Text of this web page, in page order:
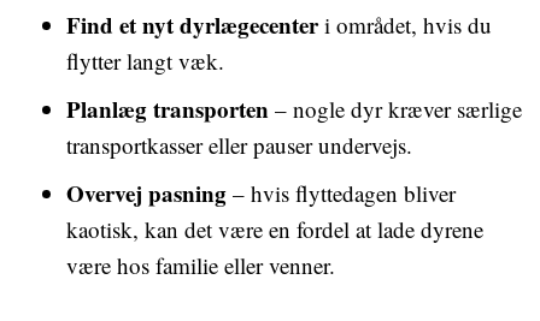
Find et nyt dyrlægecenteri området, hvis du
flytter langt væk.
Planlæg transporten – nogle dyr kræver særlige
transportkasser eller pauser undervejs.
Overvej pasning – hvis flyttedagen bliver
kaotisk, kan det være en fordel at lade dyrene
være hos familie eller venner.